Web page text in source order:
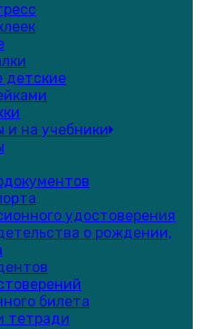
детские
и на учебники
удостоверения
о рождении,
билета
тетради